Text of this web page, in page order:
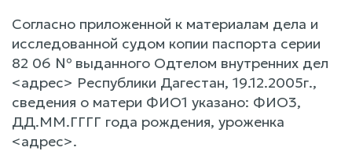
Согласно приложенной к материалам дела и
исследованной судом копии паспорта серии
82 06 № выданного Одтелом внутренних дел
<адрес> Республики Дагестан, 19.12.2005г.,
сведения о матери ФИО1 указано: ФИО3,
ДД.ММ.ГГГГ года рождения, уроженка
<адрес>.